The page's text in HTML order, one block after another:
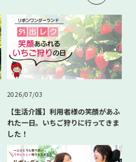
2026/07/03
【生活介護】利用者様の笑顔があふ
れた一日。いちご狩りに行ってきま
した！